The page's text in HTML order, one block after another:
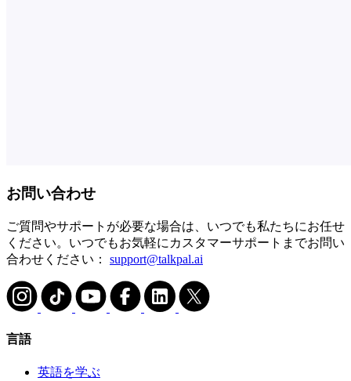
お問い合わせ
ご質問やサポートが必要な場合は、いつでも私たちにお任せ
ください。いつでもお気軽にカスタマーサポートまでお問い
合わせください： support@talkpal.ai
言語
英語を学ぶ